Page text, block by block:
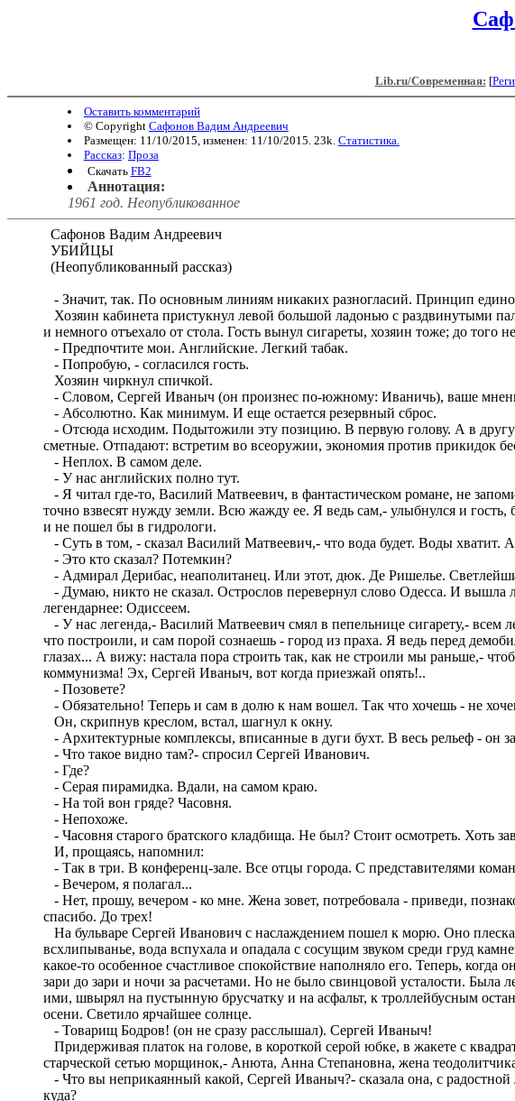
Lib.ru/Современная: [
Оставить комментарий
© Copyright Сафонов Вадим Андреевич
Размещен: 11/10/2015, изменен: 11/10/2015. 23k. Статистика.
Рассказ: Проза
Скачать FB2
Аннотация:
1961 год. Неопубликованное
Сафонов Вадим Андреевич
УБИЙЦЫ
(Неопубликованный рассказ)
- Значит, так. По основным линиям никаких разногласий. Принцип
Хозяин кабинета пристукнул левой большой ладонью с раздвинутыми
и немного отъехало от стола. Гость вынул сигареты, хозяин тоже; до того
- Предпочтите мои. Английские. Легкий табак.
- Попробую, - согласился гость.
Хозяин чиркнул спичкой.
- Словом, Сергей Иваныч (он произнес по-южному: Иваничь), ваше
- Абсолютно. Как минимум. И еще остается резервный сброс.
- Отсюда исходим. Подытожили эту позицию. В первую голову. А в
сметные. Отпадают: встретим во всеоружии, экономия против прикидок
- Неплох. В самом деле.
- У нас английских полно тут.
- Я читал где-то, Василий Матвеевич, в фантастическом романе, не
точно взвесят нужду земли. Всю жажду ее. Я ведь сам,- улыбнулся и гость,
и не пошел бы в гидрологи.
- Суть в том, - сказал Василий Матвеевич,- что вода будет. Воды хватит.
- Это кто сказал? Потемкин?
- Адмирал Дерибас, неаполитанец. Или этот, дюк. Де Ришелье.
- Думаю, никто не сказал. Острослов перевернул слово Одесса. И вышла
легендарнее: Одиссеем.
- У нас легенда,- Василий Матвеевич смял в пепельнице сигарету,- всем
что построили, и сам порой сознаешь - город из праха. Я ведь перед
глазах... А вижу: настала пора строить так, как не строили мы раньше,-
коммунизма! Эх, Сергей Иваныч, вот когда приезжай опять!..
- Позовете?
- Обязательно! Теперь и сам в долю к нам вошел. Так что хочешь - не
Он, скрипнув креслом, встал, шагнул к окну.
- Архитектурные комплексы, вписанные в дуги бухт. В весь рельеф - он
- Что такое видно там?- спросил Сергей Иванович.
- Где?
- Серая пирамидка. Вдали, на самом краю.
- На той вон гряде? Часовня.
- Непохоже.
- Часовня старого братского кладбища. Не был? Стоит осмотреть. Хоть
И, прощаясь, напомнил:
- Так в три. В конференц-зале. Все отцы города. С представителями
- Вечером, я полагал...
- Нет, прошу, вечером - ко мне. Жена зовет, потребовала - приведи,
спасибо. До трех!
На бульваре Сергей Иванович с наслаждением пошел к морю. Оно
всхлипыванье, вода вспухала и опадала с сосущим звуком среди груд
какое-то особенное счастливое спокойствие наполняло его. Теперь,
зари до зари и ночи за расчетами. Но не было свинцовой усталости. Была
ими, швырял на пустынную брусчатку и на асфальт, к троллейбусным
осени. Светило ярчайшее солнце.
- Товарищ Бодров! (он не сразу расслышал). Сергей Иваныч!
Придерживая платок на голове, в короткой серой юбке, в жакете с
старческой сетью морщинок,- Анюта, Анна Степановна, жена
- Что вы неприкаянный какой, Сергей Иваныч?- сказала она, с
куда?